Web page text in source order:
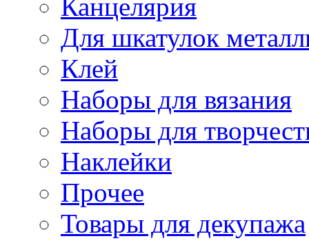
Канцелярия
Для шкатулок
Клей
Наборы для вязания
Наборы для
Наклейки
Прочее
Товары для декупажа